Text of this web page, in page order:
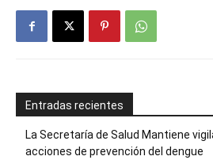
Entradas recientes
La Secretaría de Salud Mantiene
acciones de prevención del dengue